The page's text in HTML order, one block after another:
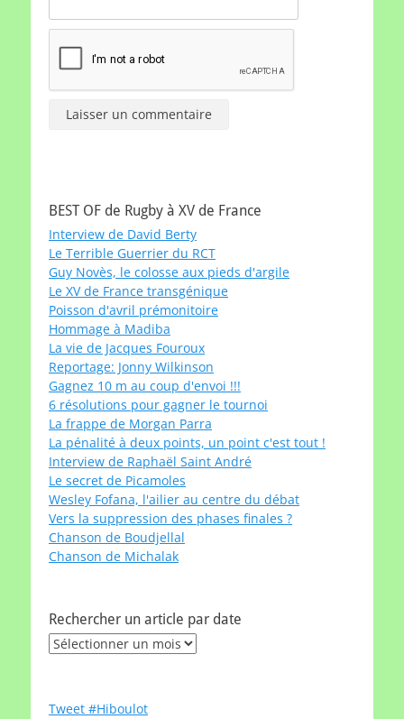
BEST OF de Rugby à XV de France
Interview de David Berty
Le Terrible Guerrier du RCT
Guy Novès, le colosse aux pieds d'argile
Le XV de France transgénique
Poisson d'avril prémonitoire
Hommage à Madiba
La vie de Jacques Fouroux
Reportage: Jonny Wilkinson
Gagnez 10 m au coup d'envoi !!!
6 résolutions pour gagner le tournoi
La frappe de Morgan Parra
La pénalité à deux points, un point c'est tout !
Interview de Raphaël Saint André
Le secret de Picamoles
Wesley Fofana, l'ailier au centre du débat
Vers la suppression des phases finales ?
Chanson de Boudjellal
Chanson de Michalak
Rechercher un article par date
Rechercher
Tweet #Hiboulot